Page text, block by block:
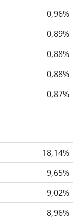
0,96%
0,89%
0,88%
0,88%
0,87%
18,14%
9,65%
9,02%
8,96%